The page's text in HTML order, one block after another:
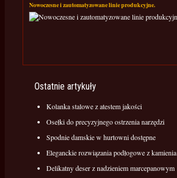
Nowoczesne i zautomatyzowane linie produkcyjne.
Ostatnie artykuły
Kolanka stalowe z atestem jakości
Osełki do precyzyjnego ostrzenia narzędzi
Spodnie damskie w hurtowni dostępne
Eleganckie rozwiązania podłogowe z kamienia
Delikatny deser z nadzieniem marcepanowym